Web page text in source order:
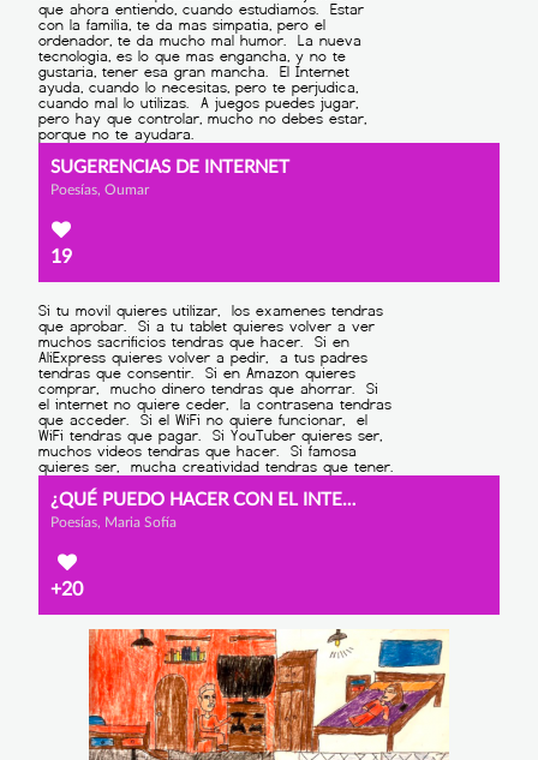
SUGERENCIAS DE INTERNET
Poesías, Oumar
19
¿QUÉ PUEDO HACER CON EL INTERNET?
Poesías, Maria Sofía
+20